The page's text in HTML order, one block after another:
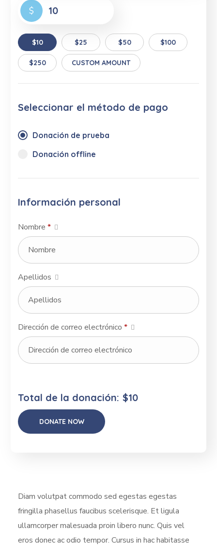
$
$10 $25 $50 $100
$250 CUSTOM AMOUNT
Seleccionar el método de pago
Donación de prueba
Donación offline
Información personal
Nombre*
Apellidos
Dirección de correo electrónico*
Total de la donación: $10
Diam volutpat commodo sed egestas egestas
fringilla phasellus faucibus scelerisque. Et ligula
ullamcorper malesuada proin libero nunc. Quis vel
eros donec ac odio tempor. Cursus in hac habitasse